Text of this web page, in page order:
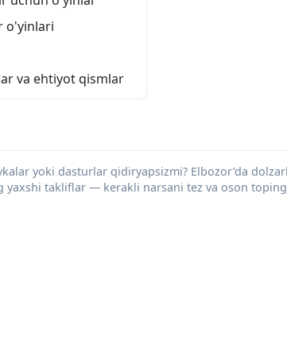
o'yinlari
va ehtiyot qismlar
yoki dasturlar qidiryapsizmi? Elbozor’da
yaxshi takliflar — kerakli narsani tez va oson